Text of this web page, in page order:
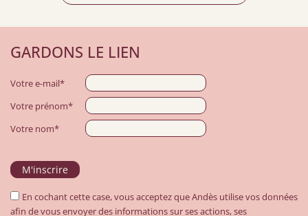
GARDONS LE LIEN
Votre e-mail*
Votre prénom*
Votre nom*
En cochant cette case, vous acceptez que Andès utilise vos données
afin de vous envoyer des informations sur ses actions, ses